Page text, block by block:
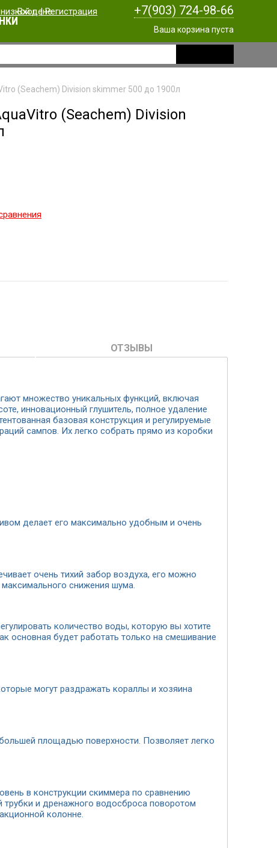
Вход|Регистрация +7(903) 724-98-66
Ваша корзина пуста
(Seachem) Division skimmer 500 до 1900л
(Seachem) Division
ОТЗЫВЫ
множество уникальных функций, включая
инновационный глушитель, полное удаление
базовая конструкция и регулируемые
сампов. Их легко собрать прямо из коробки
делает его максимально удобным и очень
очень тихий забор воздуха, его можно
снижения шума.
количество воды, которую вы хотите
основная будет работать только на смешивание
могут раздражать кораллы и хозяина
площадью поверхности. Позволяет легко
в конструкции скиммера по сравнению
и дренажного водосброса поворотом
колонне.